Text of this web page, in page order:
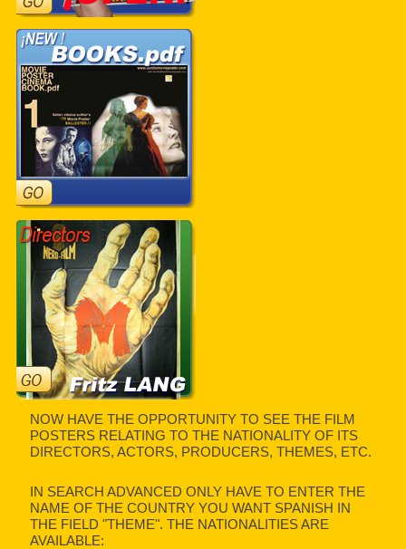
NOW HAVE THE OPPORTUNITY TO SEE THE FILM
POSTERS RELATING TO THE NATIONALITY OF ITS
DIRECTORS, ACTORS, PRODUCERS, THEMES, ETC.
IN SEARCH ADVANCED ONLY HAVE TO ENTER THE
NAME OF THE COUNTRY YOU WANT SPANISH IN
THE FIELD "THEME". THE NATIONALITIES ARE
AVAILABLE: